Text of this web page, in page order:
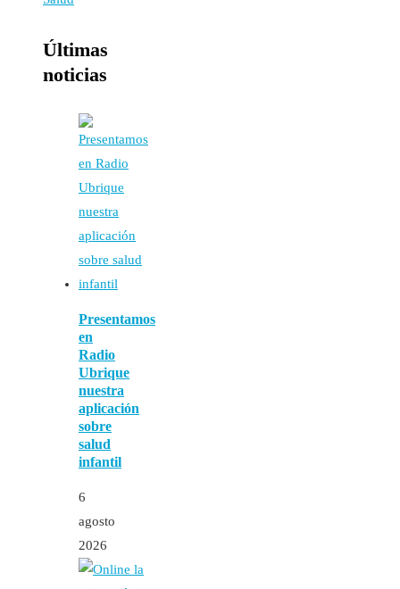
Últimas
noticias
Presentamos
en
Radio
Ubrique
nuestra
aplicación
sobre
salud
infantil
6
agosto
2026